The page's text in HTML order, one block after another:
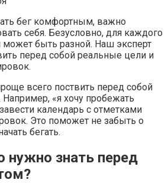
бег комфортным, важно
себя. Безусловно, для каждого
может быть разной. Наш эксперт
перед собой реальные цели и
всего поствить перед собой
«я хочу пробежать
календарь с отметками
Это поможет не забыть о
бегать.
нужно знать перед